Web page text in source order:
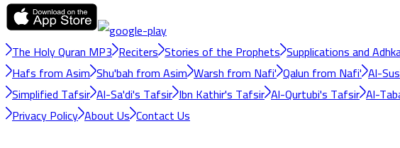
The Holy Quran MP3 Reciters Stories of the Prophets Supplications and
Hafs from Asim Shu'bah from Asim Warsh from Nafi' Qalun from Nafi' Al-
Simplified Tafsir Al-Sa'di's Tafsir Ibn Kathir's Tafsir Al-Qurtubi's Tafsir Al-
Privacy Policy About Us Contact Us